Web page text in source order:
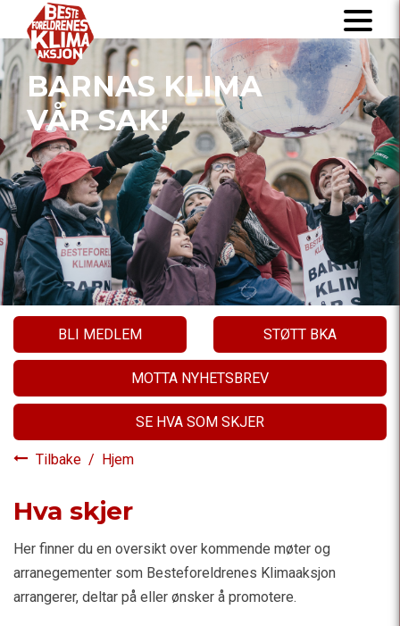
BARNAS KLIMA
VÅR SAK!
BLI MEDLEM STØTT BKA
MOTTA NYHETSBREV
SE HVA SOM SKJER
Tilbake / Hjem
Hva skjer
Her finner du en oversikt over kommende møter og
arranegementer som Besteforeldrenes Klimaaksjon
arrangerer, deltar på eller ønsker å promotere.